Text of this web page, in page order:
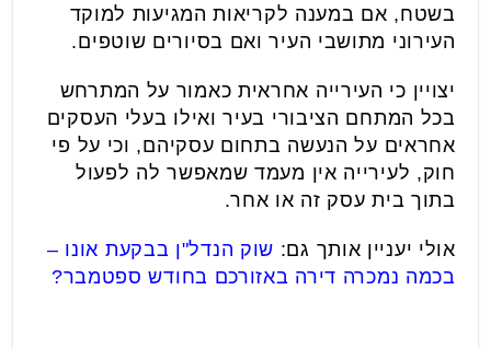
בשטח, אם במענה לקריאות המגיעות למוקד
העירוני מתושבי העיר ואם בסיורים שוטפים.
יצויין כי העירייה אחראית כאמור על המתרחש
בכל המתחם הציבורי בעיר ואילו בעלי העסקים
אחראים על הנעשה בתחום עסקיהם, וכי על פי
חוק, לעירייה אין מעמד שמאפשר לה לפעול
בתוך בית עסק זה או אחר.
אולי יעניין אותך גם: שוק הנדל"ן בבקעת אונו –
בכמה נמכרה דירה באזורכם בחודש ספטמבר?